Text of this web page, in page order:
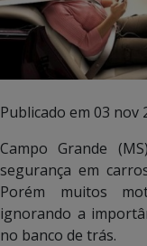
Publicado em 03 nov
Campo Grande
segurança em
Porém muitos
ignorando a
no banco de trás.